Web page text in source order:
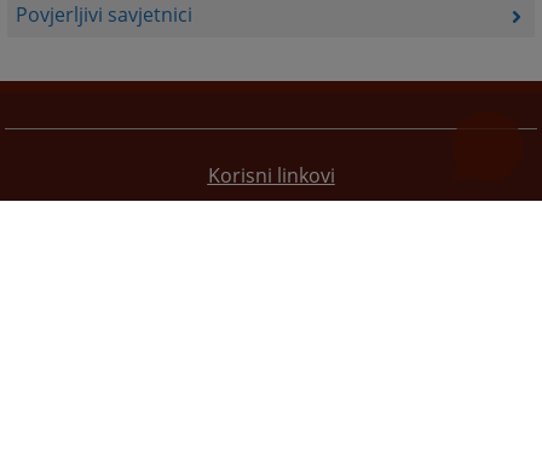
Povjerljivi savjetnici
Korisni linkovi